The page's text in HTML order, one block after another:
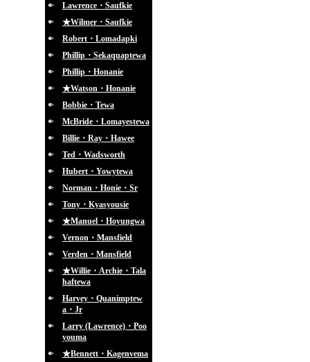
Lawrence・Saufkie
★Wilmer・Saufkie
Robert・Lomadapki
Phillip・Sekaquaptewa
Phillip・Honanie
★Watson・Honanie
Bobbie・Tewa
McBride・Lomayestewa
Billie・Ray・Hawee
Ted・Wadsworth
Hubert・Yowytewa
Norman・Honie・Sr
Tony・Kyasyousie
★Manuel・Hoyungwa
Vernon・Mansfield
Verden・Mansfield
★Willie・Archie・Tala
haftewa
Harvey・Quanimptew
a・Jr
Larry (Lawrence)・Poo
youma
★Bennett・Kagenvema